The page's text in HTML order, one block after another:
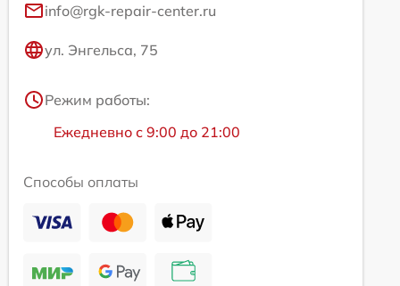
info@rgk-repair-center.ru
ул. Энгельса, 75
Режим работы:
Ежедневно с 9:00 до 21:00
Способы оплаты